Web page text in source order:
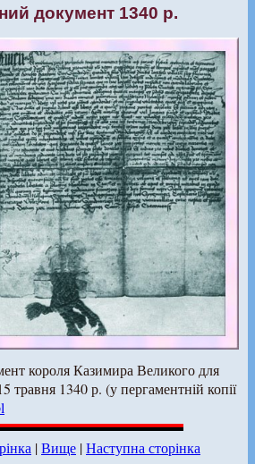
документ 1340 р.
короля Казимира Великого для
травня 1340 р. (у пергаментній копії
|Вище |Наступна сторінка